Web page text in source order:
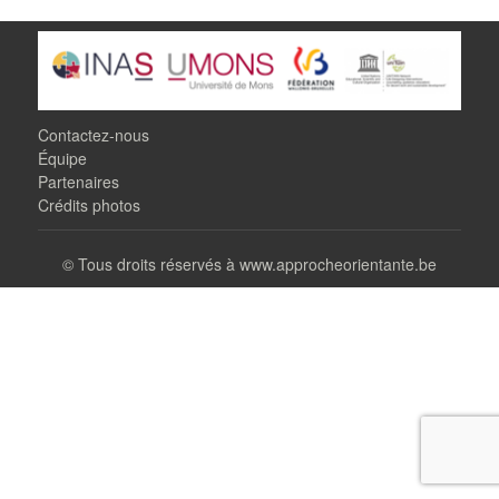
Contactez-nous
Équipe
Partenaires
Crédits photos
© Tous droits réservés à www.approcheorientante.be